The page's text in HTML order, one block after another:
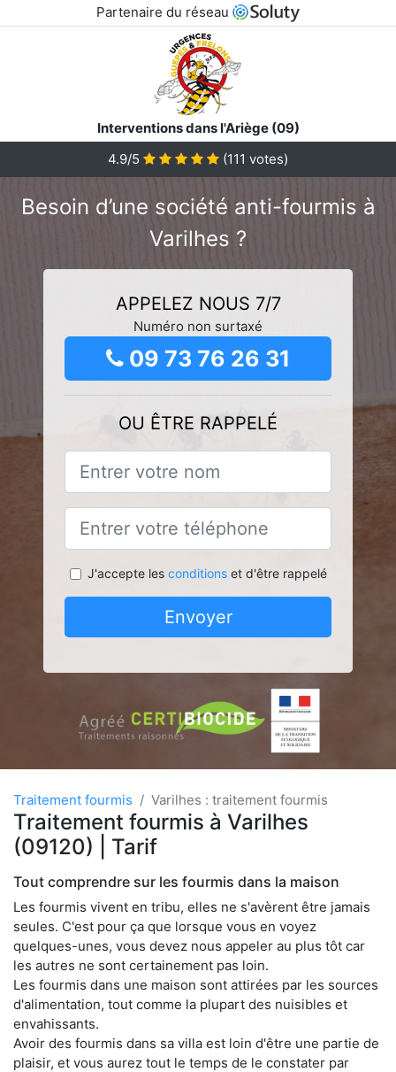
Partenaire du réseau
Interventions dans l'Ariège (09)
4.9/5
(111 votes)
Besoin d’une société anti-fourmis à
Varilhes ?
APPELEZ NOUS 7/7
Numéro non surtaxé
09 73 76 26 31
OU ÊTRE RAPPELÉ
J'accepte les conditionset d'être rappelé
Envoyer
Traitement fourmis Varilhes : traitement fourmis
Traitement fourmis à Varilhes
(09120) | Tarif
Tout comprendre sur les fourmis dans la maison
Les fourmis vivent en tribu, elles ne s'avèrent être jamais
seules. C'est pour ça que lorsque vous en voyez
quelques-unes, vous devez nous appeler au plus tôt car
les autres ne sont certainement pas loin.
Les fourmis dans une maison sont attirées par les sources
d'alimentation, tout comme la plupart des nuisibles et
envahissants.
Avoir des fourmis dans sa villa est loin d'être une partie de
plaisir, et vous aurez tout le temps de le constater par